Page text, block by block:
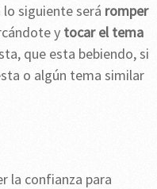
siguiente será romper
y tocar el tema
que esta bebiendo, si
o algún tema similar
la confianza para